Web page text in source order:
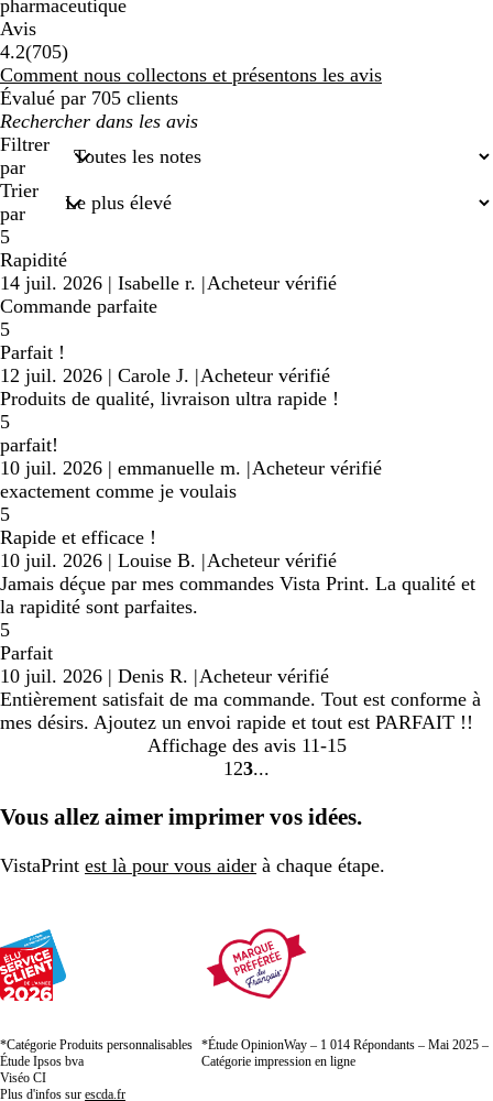
pharmaceutique
Avis
4.2(705705
avis
)
Comment nous collectons et présentons les avis
Évalué par 705 clients
Mes
recherches
saisies
Filtrer
par
Trier
par
5
Rapidité
14 juil. 2026 | Isabelle r. |Acheteur vérifié
Commande parfaite
5
Parfait !
12 juil. 2026 | Carole J. |Acheteur vérifié
Produits de qualité, livraison ultra rapide !
5
parfait!
10 juil. 2026 | emmanuelle m. |Acheteur vérifié
exactement comme je voulais
5
Rapide et efficace !
10 juil. 2026 | Louise B. |Acheteur vérifié
Jamais déçue par mes commandes Vista Print. La qualité et
la rapidité sont parfaites.
5
Parfait
10 juil. 2026 | Denis R. |Acheteur vérifié
Entièrement satisfait de ma commande. Tout est conforme à
mes désirs. Ajoutez un envoi rapide et tout est PARFAIT !!
Affichage des avis 11-15
Accéder
la
1 Accéder
la
2 Accéder
la
3
Vous allez aimer imprimer vos idées.
VistaPrint est là pour vous aider à chaque étape.
*Catégorie Produits personnalisables
Étude Ipsos bva
Viséo CI
Plus d'infos sur escda.fr
*Étude OpinionWay – 1 014 Répondants – Mai 2025 –
Catégorie impression en ligne